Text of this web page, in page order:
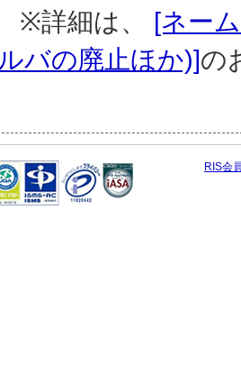
は、
[ネー
バの廃止ほか)]の
RIS会